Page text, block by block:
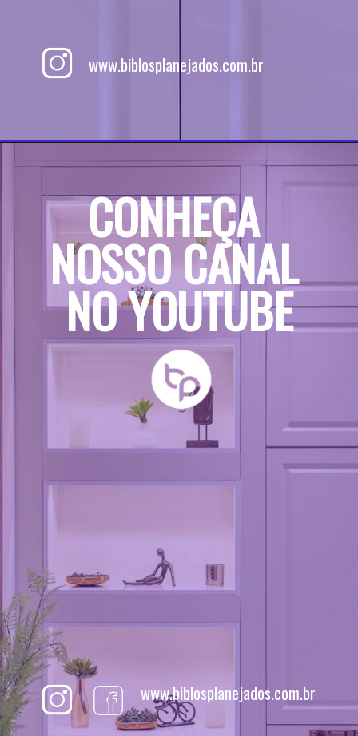
www.biblosplanejados.com.br
CONHEÇA
NOSSO CANAL
NO YOUTUBE
www.biblosplanejados.com.br